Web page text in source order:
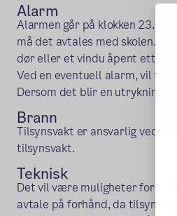
Alarm
Alarmen går på klokken
må det avtales med skolen.
dør eller et vindu åpent etter
Ved en eventuell alarm, vil
Dersom det blir en utrykning
Brann
Tilsynsvakt er ansvarlig ved en
tilsynsvakt.
Teknisk
Det vil være muligheter for å
avtale på forhånd, da